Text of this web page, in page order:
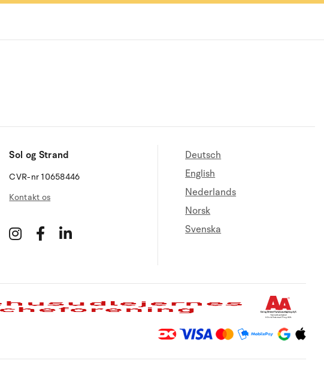
Sol og Strand
CVR-nr 10658446
Kontakt os
Deutsch
English
Nederlands
Norsk
Svenska